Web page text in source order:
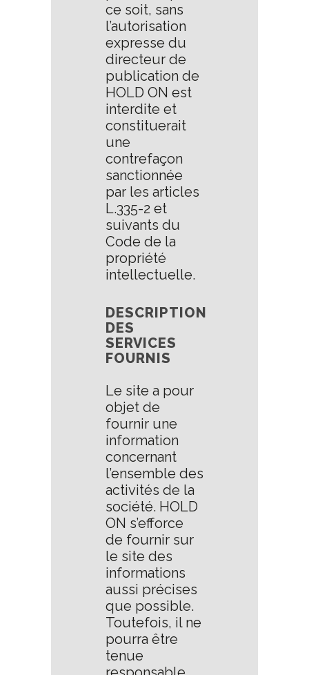
ce soit, sans
l’autorisation
expresse du
directeur de
publication de
HOLD ON est
interdite et
constituerait
une
contrefaçon
sanctionnée
par les articles
L.335-2 et
suivants du
Code de la
propriété
intellectuelle.
DESCRIPTION
DES
SERVICES
FOURNIS
Le site a pour
objet de
fournir une
information
concernant
l’ensemble des
activités de la
société. HOLD
ON s’efforce
de fournir sur
le site des
informations
aussi précises
que possible.
Toutefois, il ne
pourra être
tenue